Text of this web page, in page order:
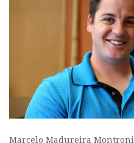
Marcelo Madureira Montroni